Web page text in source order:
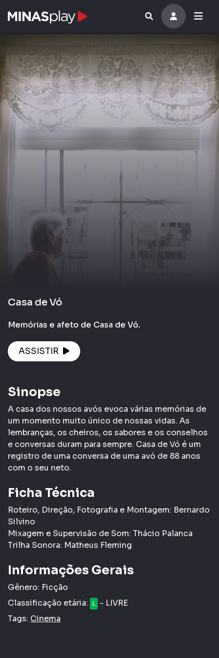
Casa de Vó
Memórias e afeto de Casa de Vó.
ASSISTIR
Sinopse
A casa dos nossos avós evoca várias memórias de
um momento muito único de nossas vidas. As
lembranças, os cheiros, os sabores e os conselhos
e conversas duram para sempre. Casa de Vó é um
registro de uma conversa de uma avó de 88 anos
com o seu neto.
Ficha Técnica
Roteiro, Direção, Fotografia e Montagem: Bernardo
Silvino
Mixagem e Supervisão de Som: Thácio Palanca
Trilha Sonora: Matheus Fleming
Informações Gerais
Gênero: Ficção
Classificação etária:
L - LIVRE
Tags: Cinema